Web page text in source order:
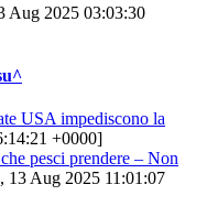
Aug 2025 03:03:30
USA impediscono la
+0000]
pesci prendere – Non
13 Aug 2025 11:01:07